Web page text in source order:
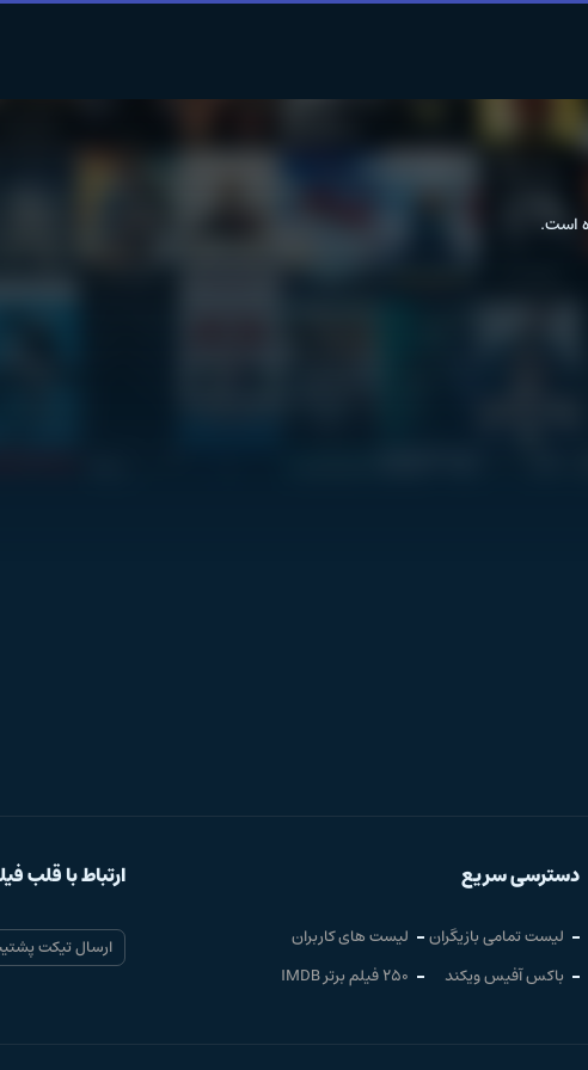
است.
دسترسی سریع
لیست تمامی بازیگران
لیست های کاربران
باکس آفیس ویکند
250 فیلم برتر IMDB
ارتباط با قلب
ارسال تیکت